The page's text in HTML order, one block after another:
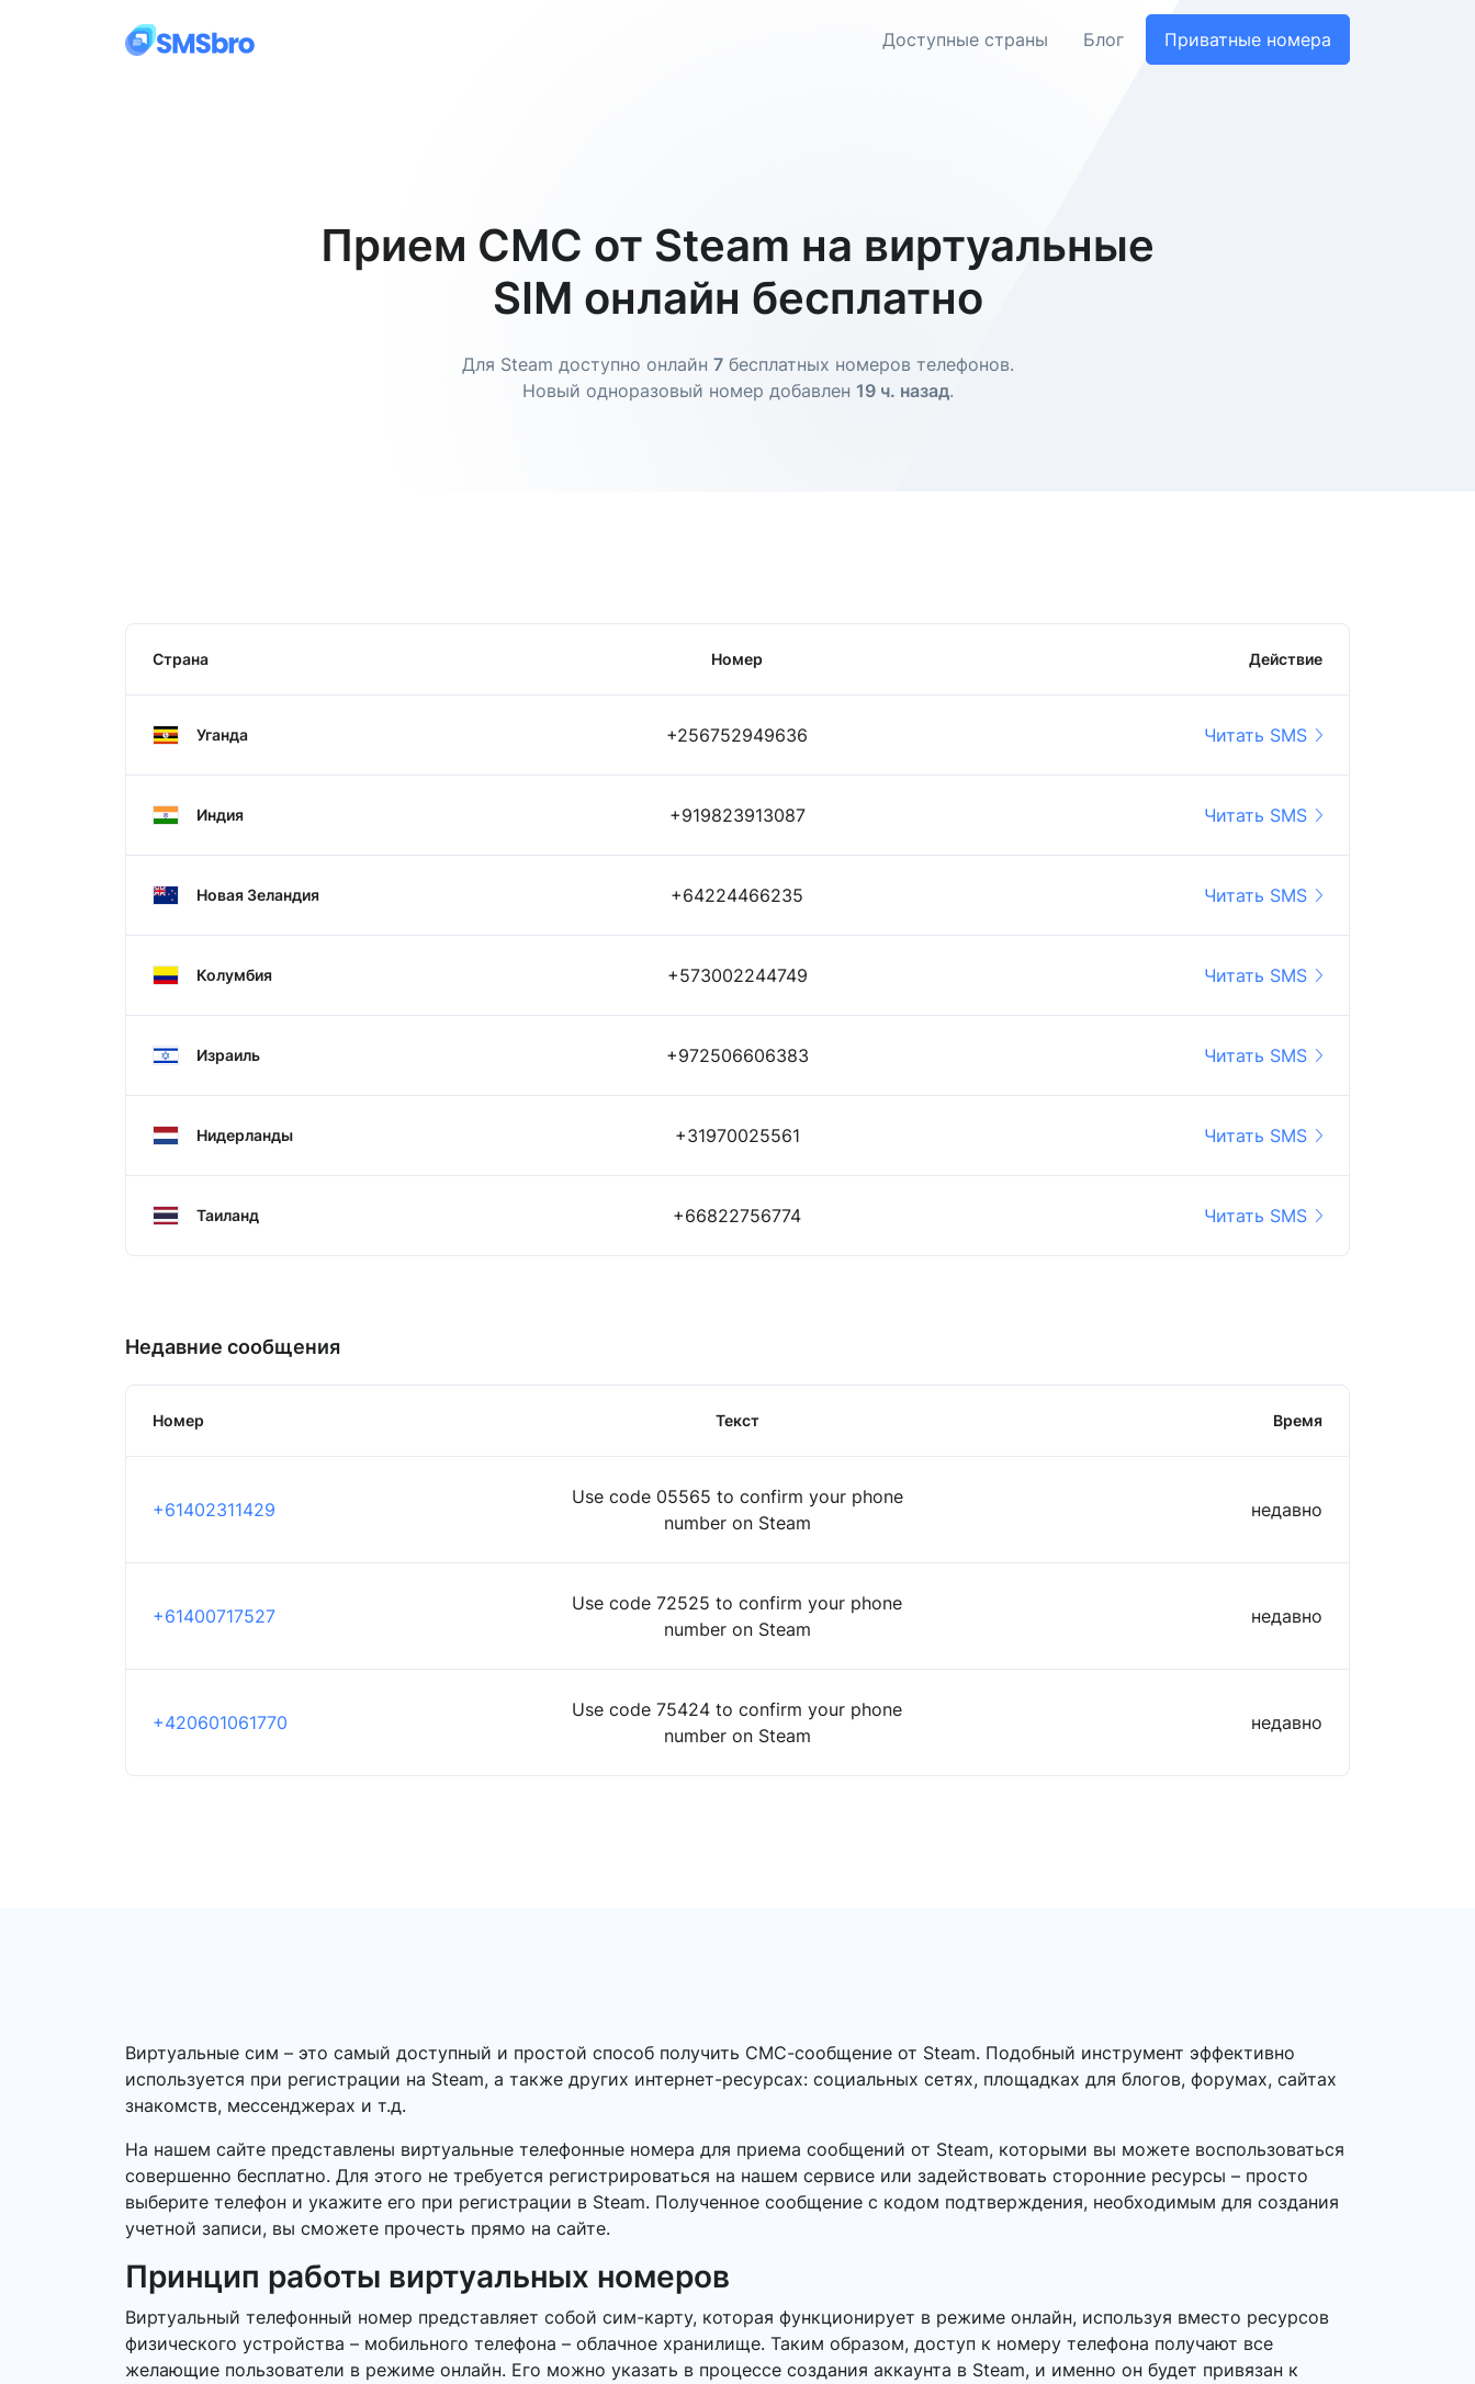
Доступные страны Блог Приватные номера
Прием СМС от Steam на виртуальные
SIM онлайн бесплатно
Для Steam доступно онлайн 7бесплатных номеров телефонов.
Новый одноразовый номер добавлен 19 ч. назад.
Страна Номер Действие
Уганда +256752949636 Читать SMS
Индия +919823913087 Читать SMS
Новая Зеландия +64224466235 Читать SMS
Колумбия +573002244749 Читать SMS
Израиль +972506606383 Читать SMS
Нидерланды +31970025561 Читать SMS
Таиланд +66822756774 Читать SMS
Недавние сообщения
Номер Текст Время
+61402311429
Use code 05565 to confirm your phone
number on Steam
недавно
+61400717527
Use code 72525 to confirm your phone
number on Steam
недавно
+420601061770
Use code 75424 to confirm your phone
number on Steam
недавно
Виртуальные сим – это самый доступный и простой способ получить СМС-сообщение от Steam. Подобный инструмент эффективно
используется при регистрации на Steam, а также других интернет-ресурсах: социальных сетях, площадках для блогов, форумах, сайтах
знакомств, мессенджерах и т.д.
На нашем сайте представлены виртуальные телефонные номера для приема сообщений от Steam, которыми вы можете воспользоваться
совершенно бесплатно. Для этого не требуется регистрироваться на нашем сервисе или задействовать сторонние ресурсы – просто
выберите телефон и укажите его при регистрации в Steam. Полученное сообщение с кодом подтверждения, необходимым для создания
учетной записи, вы сможете прочесть прямо на сайте.
Принцип работы виртуальных номеров
Виртуальный телефонный номер представляет собой сим-карту, которая функционирует в режиме онлайн, используя вместо ресурсов
физического устройства – мобильного телефона – облачное хранилище. Таким образом, доступ к номеру телефона получают все
желающие пользователи в режиме онлайн. Его можно указать в процессе создания аккаунта в Steam, и именно он будет привязан к